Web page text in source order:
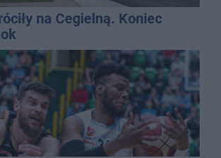
na Cegielną. Koniec